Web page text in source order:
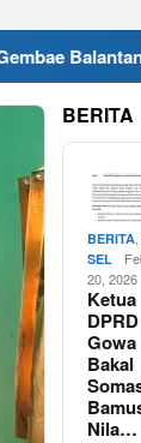
BERITA
BERITA
SEL
20, 2026
Ketua
DPRD
Gowa
Bakal
Nila…